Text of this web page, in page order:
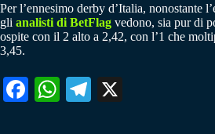
Per l’ennesimo derby d’Italia, nonostante
gli analisti di BetFlag vedono, sia pur di
ospite con il 2 alto a 2,42, con l’1 che
3,45.
Fa W
Te